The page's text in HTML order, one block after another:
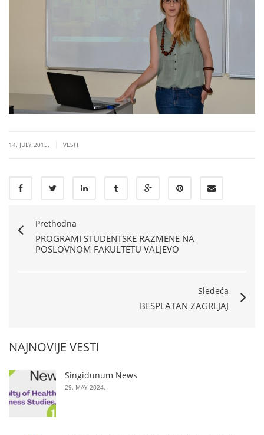
14. JULY 2015. VESTI
Prethodna
PROGRAMI STUDENTSKE RAZMENE NA
POSLOVNOM FAKULTETU VALJEVO
Sledeća
BESPLATAN ZAGRLJAJ
NAJNOVIJE VESTI
Singidunum News
29. MAY 2024.